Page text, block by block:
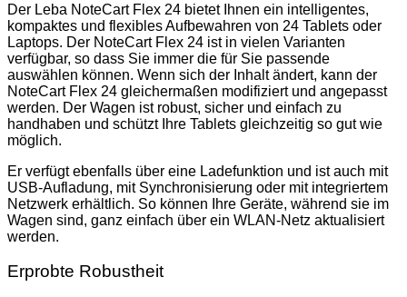
Der Leba NoteCart Flex 24 bietet Ihnen ein intelligentes,
kompaktes und flexibles Aufbewahren von 24 Tablets oder
Laptops. Der NoteCart Flex 24 ist in vielen Varianten
verfügbar, so dass Sie immer die für Sie passende
auswählen können. Wenn sich der Inhalt ändert, kann der
NoteCart Flex 24 gleichermaßen modifiziert und angepasst
werden. Der Wagen ist robust, sicher und einfach zu
handhaben und schützt Ihre Tablets gleichzeitig so gut wie
möglich.
Er verfügt ebenfalls über eine Ladefunktion und ist auch mit
USB-Aufladung, mit Synchronisierung oder mit integriertem
Netzwerk erhältlich. So können Ihre Geräte, während sie im
Wagen sind, ganz einfach über ein WLAN-Netz aktualisiert
werden.
Erprobte Robustheit